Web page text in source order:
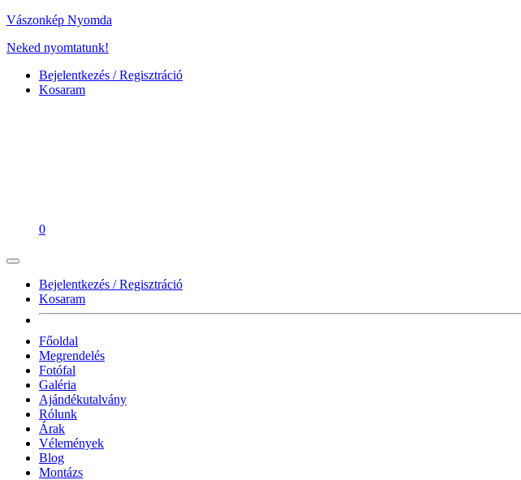
Vászonkép Nyomda
Neked nyomtatunk!
Bejelentkezés / Regisztráció
Kosaram
0
Bejelentkezés / Regisztráció
Kosaram
Főoldal
Megrendelés
Fotófal
Galéria
Ajándékutalvány
Rólunk
Árak
Vélemények
Blog
Montázs